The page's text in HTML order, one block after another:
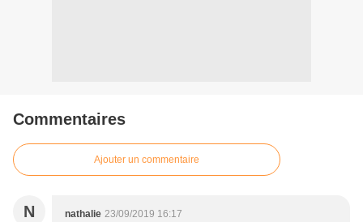
Commentaires
Ajouter un commentaire
N nathalie 23/09/2019 16:17